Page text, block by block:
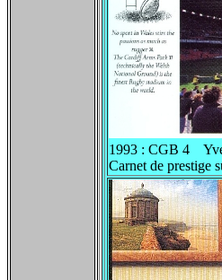
1993 : CGB 4
Carnet de prestige